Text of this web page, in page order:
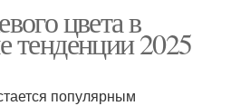
цвета в
тенденции 2025
популярным